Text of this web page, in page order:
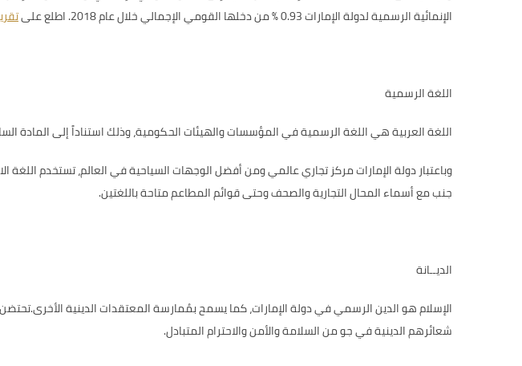
الإنمائية الرسمية لدولة الإمارات 0.93 % من دخلها القومي الإجمالي خلال عام 2018. اطلع على
اللغة الرسمية
اللغة العربية هي اللغة الرسمية في المؤسسات والهيئات الحكومية، وذلك استناداً إلى المادة
وباعتبار دولة الإمارات مركز تجاري عالمي ومن أفضل الوجهات السياحية في العالم، تستخدم اللغة
جنب مع أسماء المحال التجارية والصحف وحتى قوائم المطاعم متاحة باللغتين.
الديــانة
الإسلام هو الدين الرسمي في دولة الإمارات، كما يسمح بمُمارسة المعتقدات الدينية الأخرى.
شعائرهم الدينية في جو من السلامة والأمن والاحترام المتبادل.